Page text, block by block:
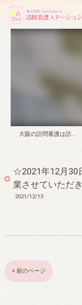
大阪の訪問看護は訪問看護ステーション・といろ
☆2021年12月30
業させていただ
2021/12/13
< 前のページ